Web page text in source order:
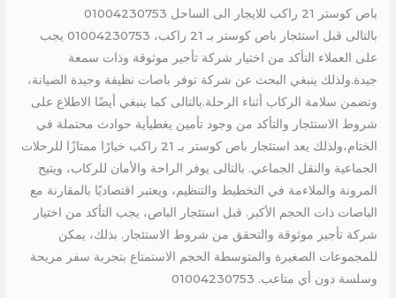
باص كوستر 21 راكب للايجار الى الساحل 01004230753
بالتالى قبل استئجار باص كوستر بـ 21 راكب، 01004230753 يجب
على العملاء التأكد من اختيار شركة تأجير موثوقة وذات سمعة
جيدة.ولذلك ينبغي البحث عن شركة توفر باصات نظيفة وجيدة الصيانة،
وتضمن سلامة الركاب أثناء الرحلة.بالتالى كما ينبغي أيضًا الاطلاع على
شروط الاستئجار والتأكد من وجود تأمين يغطيأية حوادث محتملة في
الختام،ولذلك يعد استئجار باص كوستر بـ 21 راكب خيارًا ممتازًا للرحلات
الجماعية والنقل الجماعي. بالتالى يوفر الراحة والأمان للركاب، ويتيح
المرونة والملاءمة في التخطيط والتنظيم، ويعتبر اقتصاديًا بالمقارنة مع
الباصات ذات الحجم الأكبر. قبل استئجار الباص، يجب التأكد من اختيار
شركة تأجير موثوقة والتحقق من شروط الاستئجار. بذلك، يمكن
للمجموعات الصغيرة والمتوسطة الحجم الاستمتاع بتجربة سفر مريحة
وسلسة دون أي متاعب. 01004230753